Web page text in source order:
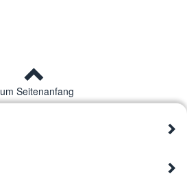
Seitenanfang